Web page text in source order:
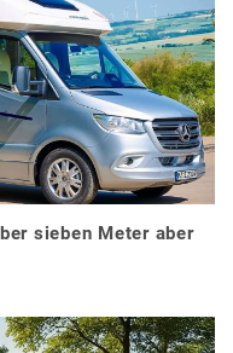
sieben Meter aber